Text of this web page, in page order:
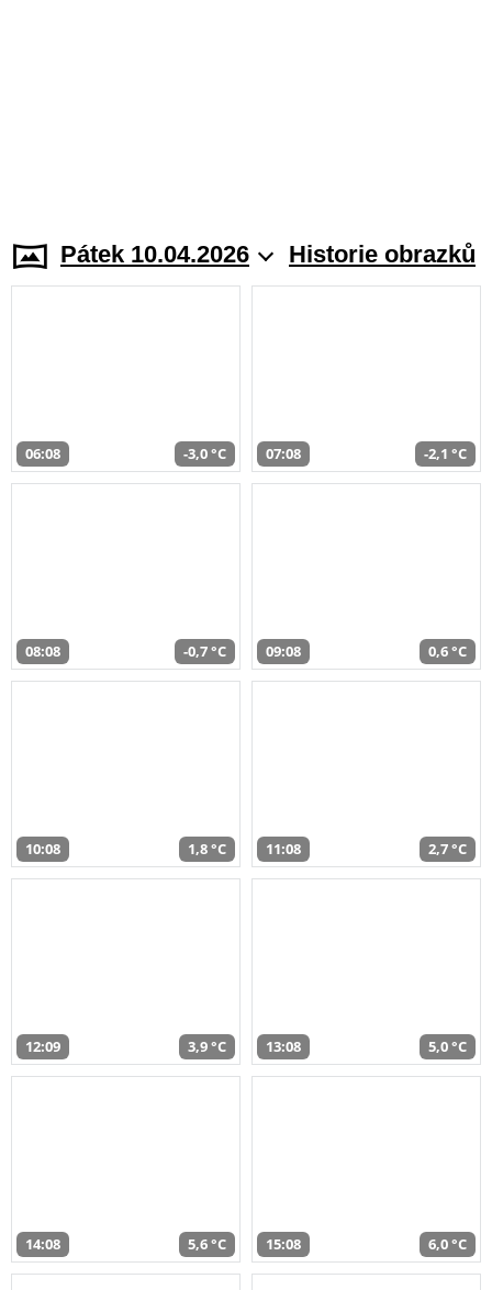
Pátek 10.04.2026 Historie obrazků
06:08 -3,0 °C 07:08 -2,1 °C
08:08 -0,7 °C 09:08 0,6 °C
10:08 1,8 °C 11:08 2,7 °C
12:09 3,9 °C 13:08 5,0 °C
14:08 5,6 °C 15:08 6,0 °C